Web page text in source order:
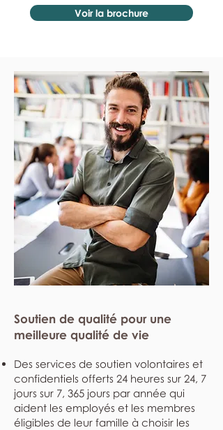
Voir la brochure
Soutien de qualité pour une
meilleure qualité de vie
Des services de soutien volontaires et
confidentiels offerts 24 heures sur 24, 7
jours sur 7, 365 jours par année qui
aident les employés et les membres
éligibles de leur famille à choisir les